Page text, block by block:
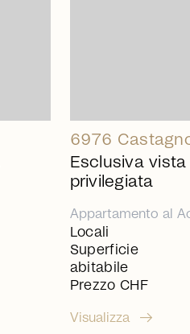
6976
Esclusiva
privilegiata
Appartamento al
Locali
Superficie
abitabile
Prezzo CHF
Visualizza arrow_right_alt